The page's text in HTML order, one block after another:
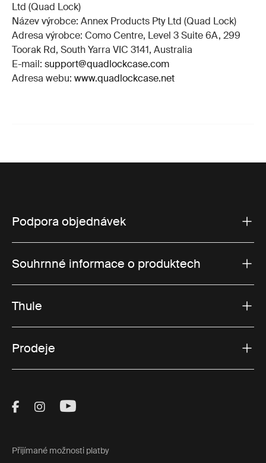
Ltd (Quad Lock)
Název výrobce: Annex Products Pty Ltd (Quad Lock)
Adresa výrobce: Como Centre, Level 3 Suite 6A, 299
Toorak Rd, South Yarra VIC 3141, Australia
E-mail: support@quadlockcase.com
Adresa webu: www.quadlockcase.net
Podpora objednávek
Souhrnné informace o produktech
Thule
Prodeje
Visit Thule on Facebook (external link)
Visit Thule on Instagram (external link)
Visit Thule on Youtube (external
Přijímané možnosti platby